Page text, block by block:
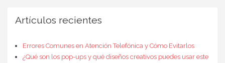
Artículos recientes
Errores Comunes en Atención Telefónica y Cómo Evitarlos
¿Qué son los pop-ups y qué diseños creativos puedes usar este